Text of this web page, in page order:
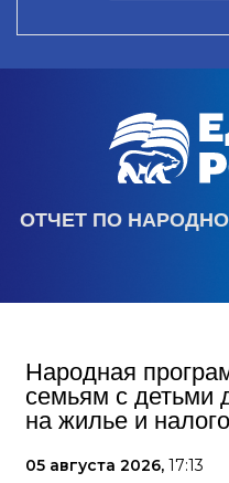
ОТЧЕТ ПО
Народная
семьям с детьми
на жилье и
05 августа 2026, 17:13